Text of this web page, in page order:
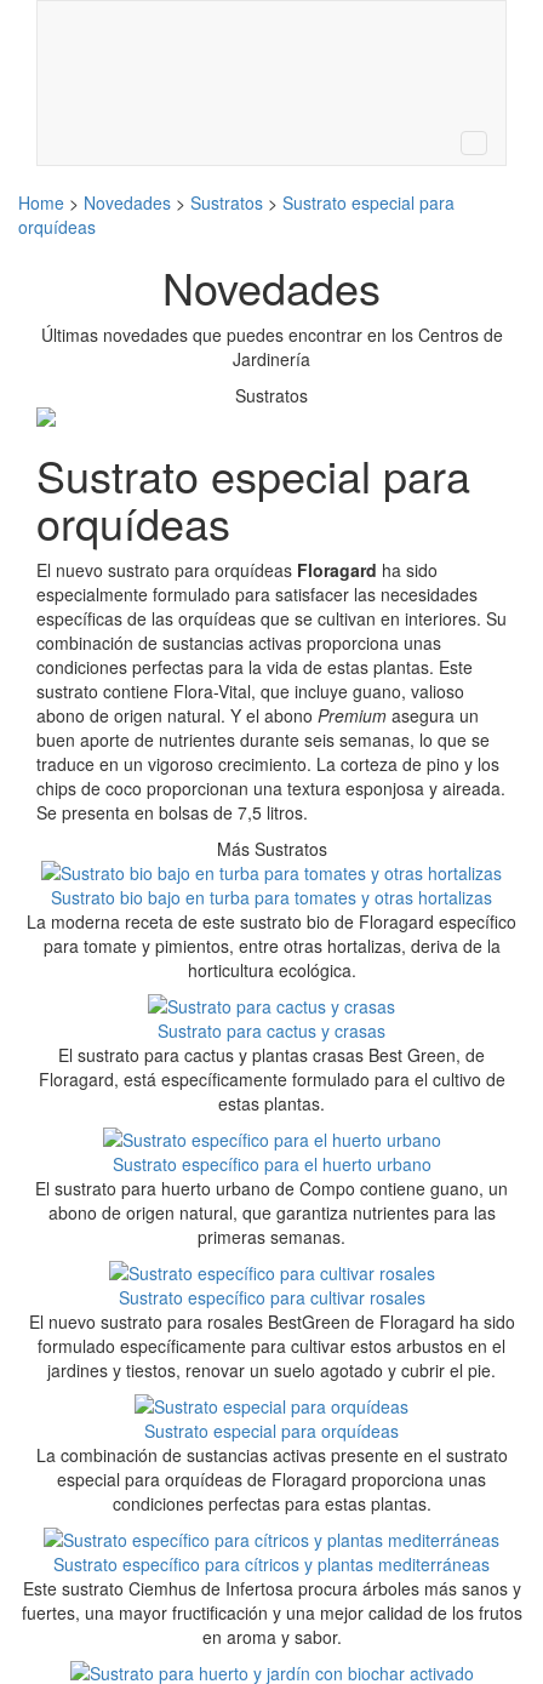
MENÚ
Home > Novedades > Sustratos > Sustrato especial para
orquídeas
Novedades
Últimas novedades que puedes encontrar en los Centros de
Jardinería
Sustratos
Sustrato especial para
orquídeas
El nuevo sustrato para orquídeas Floragard ha sido
especialmente formulado para satisfacer las necesidades
específicas de las orquídeas que se cultivan en interiores. Su
combinación de sustancias activas proporciona unas
condiciones perfectas para la vida de estas plantas. Este
sustrato contiene Flora-Vital, que incluye guano, valioso
abono de origen natural. Y el abono Premium asegura un
buen aporte de nutrientes durante seis semanas, lo que se
traduce en un vigoroso crecimiento. La corteza de pino y los
chips de coco proporcionan una textura esponjosa y aireada.
Se presenta en bolsas de 7,5 litros.
Más Sustratos
Sustrato bio bajo en turba para tomates y otras hortalizas
La moderna receta de este sustrato bio de Floragard específico
para tomate y pimientos, entre otras hortalizas, deriva de la
horticultura ecológica.
Sustrato para cactus y crasas
El sustrato para cactus y plantas crasas Best Green, de
Floragard, está específicamente formulado para el cultivo de
estas plantas.
Sustrato específico para el huerto urbano
El sustrato para huerto urbano de Compo contiene guano, un
abono de origen natural, que garantiza nutrientes para las
primeras semanas.
Sustrato específico para cultivar rosales
El nuevo sustrato para rosales BestGreen de Floragard ha sido
formulado específicamente para cultivar estos arbustos en el
jardines y tiestos, renovar un suelo agotado y cubrir el pie.
Sustrato especial para orquídeas
La combinación de sustancias activas presente en el sustrato
especial para orquídeas de Floragard proporciona unas
condiciones perfectas para estas plantas.
Sustrato específico para cítricos y plantas mediterráneas
Este sustrato Ciemhus de Infertosa procura árboles más sanos y
fuertes, una mayor fructificación y una mejor calidad de los frutos
en aroma y sabor.